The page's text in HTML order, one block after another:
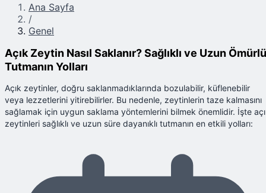
Ana Sayfa
/
Genel
Açık Zeytin Nasıl Saklanır? Sağlıklı ve Uzun Ömürlü
Tutmanın Yolları
Açık zeytinler, doğru saklanmadıklarında bozulabilir, küflenebilir
veya lezzetlerini yitirebilirler. Bu nedenle, zeytinlerin taze kalmasını
sağlamak için uygun saklama yöntemlerini bilmek önemlidir. İşte
zeytinleri sağlıklı ve uzun süre dayanıklı tutmanın en etkili yolları: